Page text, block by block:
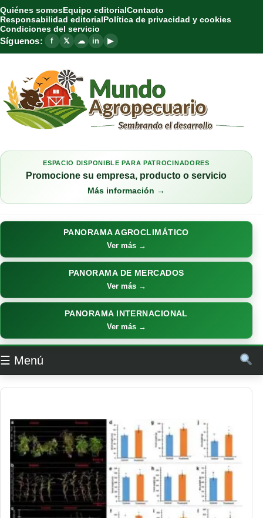
Quiénes somosEquipo editorialContacto
Responsabilidad editorialPolítica de privacidad y cookies
Condiciones del servicio
Síguenos: f 𝕏 ☁ in ▶
ESPACIO DISPONIBLE PARA PATROCINADORES
Promocione su empresa, producto o servicio
Más información →
PANORAMA AGROCLIMÁTICO
Ver más →
PANORAMA DE MERCADOS
Ver más →
PANORAMA INTERNACIONAL
Ver más →
☰ Menú